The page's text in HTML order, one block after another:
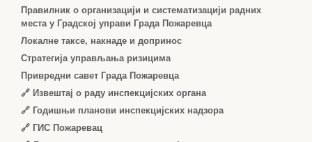
Правилник о организацији и систематизацији радних
места у Градској управи Града Пожаревца
Локалне таксе, накнаде и допринос
Стратегија управљања ризицима
Привредни савет Града Пожаревца
🔗 Извештај о раду инспекцијских органа
🔗 Годишњи планови инспекцијских надзора
🔗 ГИС Пожаревац